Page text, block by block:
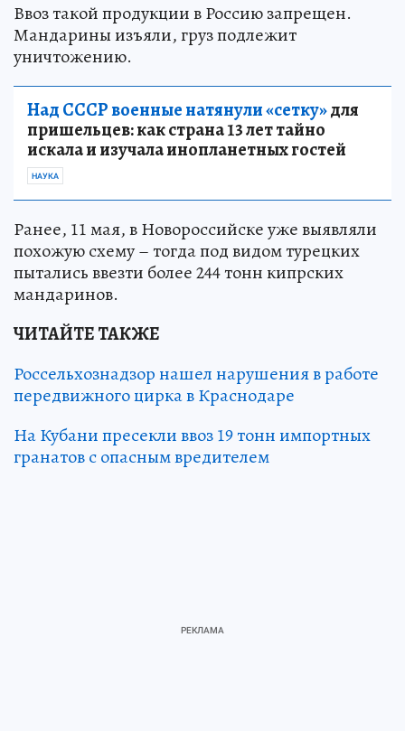
Ввоз такой продукции в Россию запрещен.
Мандарины изъяли, груз подлежит
уничтожению.
Над СССР военные натянули «сетку»для
пришельцев: как страна 13 лет тайно
искала и изучала инопланетных гостей
НАУКА
Ранее, 11 мая, в Новороссийске уже выявляли
похожую схему – тогда под видом турецких
пытались ввезти более 244 тонн кипрских
мандаринов.
ЧИТАЙТЕ ТАКЖЕ
Россельхознадзор нашел нарушения в работе
передвижного цирка в Краснодаре
На Кубани пресекли ввоз 19 тонн импортных
гранатов с опасным вредителем